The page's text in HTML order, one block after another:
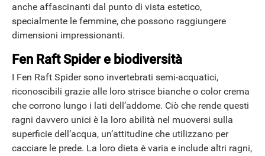
anche affascinanti dal punto di vista estetico,
specialmente le femmine, che possono raggiungere
dimensioni impressionanti.
Fen Raft Spider e biodiversità
I Fen Raft Spider sono invertebrati semi-acquatici,
riconoscibili grazie alle loro strisce bianche o color crema
che corrono lungo i lati dell’addome. Ciò che rende questi
ragni davvero unici è la loro abilità nel muoversi sulla
superficie dell’acqua, un’attitudine che utilizzano per
cacciare le prede. La loro dieta è varia e include altri ragni,